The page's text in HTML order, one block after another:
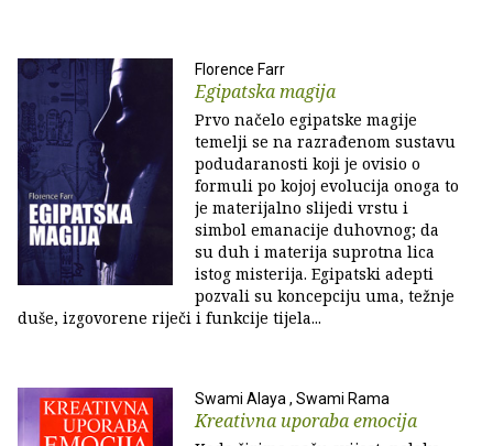
Florence Farr
Egipatska magija
Prvo načelo egipatske magije
temelji se na razrađenom sustavu
podudaranosti koji je ovisio o
formuli po kojoj evolucija onoga to
je materijalno slijedi vrstu i
simbol emanacije duhovnog; da
su duh i materija suprotna lica
istog misterija. Egipatski adepti
pozvali su koncepciju uma, težnje
duše, izgovorene riječi i funkcije tijela...
Swami Alaya , Swami Rama
Kreativna uporaba emocija